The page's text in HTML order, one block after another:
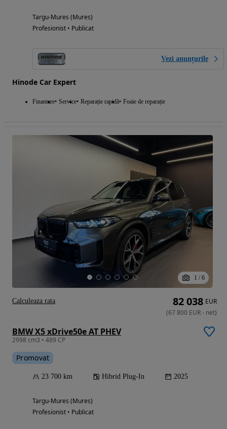
Targu-Mures (Mures)
Profesionist • Publicat
Vezi anunțurile
Hinode Car Expert
Finantare Service Reparație rapidă Foaie de reparație
1 / 6
BMW X5 xDrive50e AT PHEV
2998 cm3 • 489 CP
Promovat
23 700 km Hibrid Plug-In 2025
Targu-Mures (Mures)
Profesionist • Publicat
82 038 EUR
(67 800 EUR- net)
Calculeaza rata